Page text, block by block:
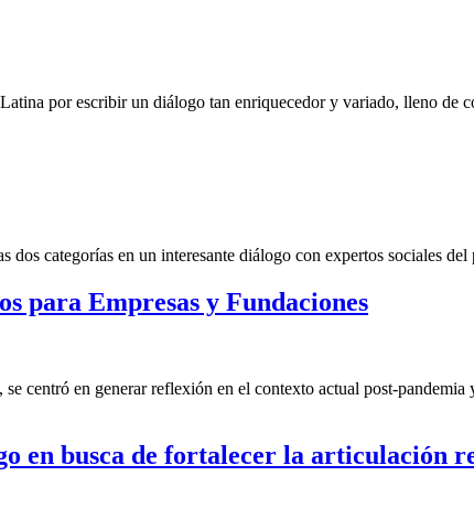
por escribir un diálogo tan enriquecedor y variado, lleno de
categorías en un interesante diálogo con expertos sociales
para Empresas y Fundaciones
centró en generar reflexión en el contexto actual post-
en busca de fortalecer la articulación